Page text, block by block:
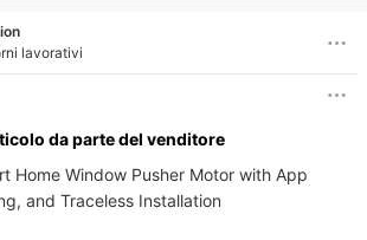
potente
casa/hotel/scuola
lavorativi
da parte del venditore
Home Window Pusher Motor with App
and Traceless Installation